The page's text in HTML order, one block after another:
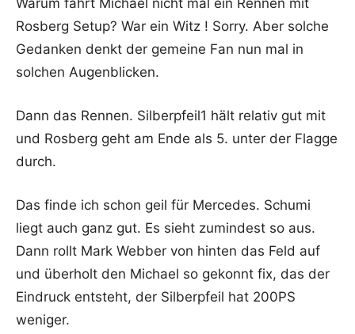
Warum fährt Michael nicht mal ein Rennen mit
Rosberg Setup? War ein Witz ! Sorry. Aber solche
Gedanken denkt der gemeine Fan nun mal in
solchen Augenblicken.
Dann das Rennen. Silberpfeil1 hält relativ gut mit
und Rosberg geht am Ende als 5. unter der Flagge
durch.
Das finde ich schon geil für Mercedes. Schumi
liegt auch ganz gut. Es sieht zumindest so aus.
Dann rollt Mark Webber von hinten das Feld auf
und überholt den Michael so gekonnt fix, das der
Eindruck entsteht, der Silberpfeil hat 200PS
weniger.